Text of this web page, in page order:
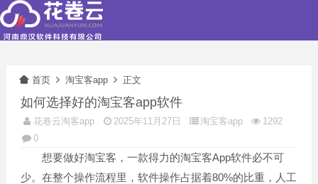
首页 淘宝客app 正文
如何选择好的淘宝客app软件
花卷云淘客app 2025年11月27日 淘宝客app
1292
0
想要做好淘宝客，一款得力的淘宝客App软件必不可
少。在整个操作流程里，软件操作占据着80%的比重，人工